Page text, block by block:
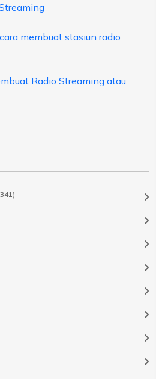
cara membuat stasiun radio
Radio Streaming atau